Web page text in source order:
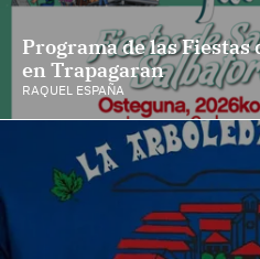
Programa de las Fiestas
en Trapagaran
RAQUEL ESPAÑA